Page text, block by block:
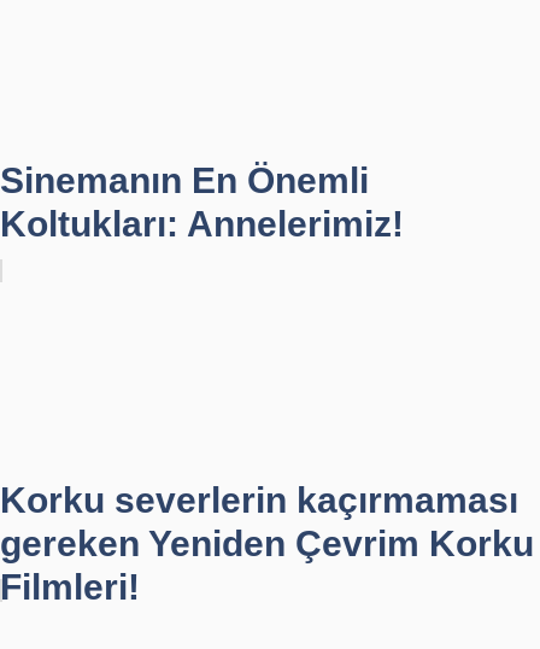
Sinemanın En Önemli
Koltukları: Annelerimiz!
Korku severlerin kaçırmaması
gereken Yeniden Çevrim Korku
Filmleri!